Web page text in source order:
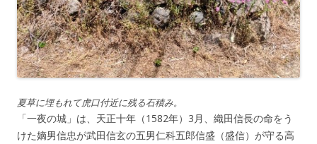
夏草に埋もれて虎口付近に残る石積み。
「一夜の城」は、天正十年（1582年）3月、織田信長の命をう
けた嫡男信忠が武田信玄の五男仁科五郎信盛（盛信）が守る高